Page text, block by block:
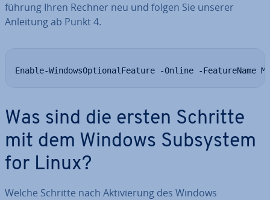
füh­rung Ihren Rechner neu und folgen Sie unserer
Anleitung ab Punkt 4.
Enable-WindowsOptionalFeature -Online -FeatureName
Was sind die ersten Schritte
mit dem Windows Subsystem
for Linux?
Welche Schritte nach Ak­ti­vie­rung des Windows